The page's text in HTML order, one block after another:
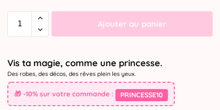
Ajouter au panier
Vis ta magie, comme une princesse.
Des robes, des décos, des rêves plein les yeux.
🎁 -10% sur votre commande : PRINCESSE10